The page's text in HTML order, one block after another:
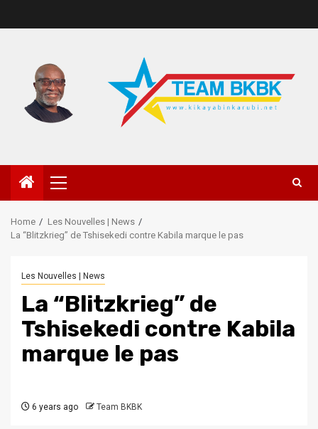
Home
Les Nouvelles | News
La “Blitzkrieg” de Tshisekedi contre Kabila marque le pas
Les Nouvelles | News
La “Blitzkrieg” de
Tshisekedi contre Kabila
marque le pas
6 years ago Team BKBK